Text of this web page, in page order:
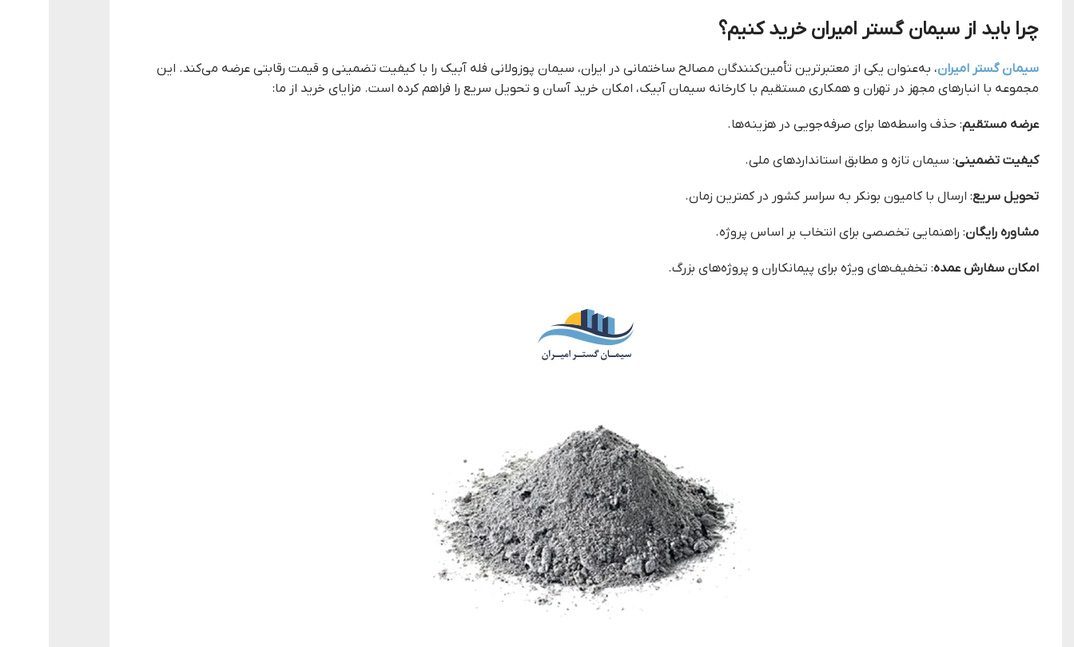
چرا باید از سیمان گستر امیران خرید کنیم؟
سیمان گستر امیران، به‌عنوان یکی از معتبرترین تأمین‌کنندگان مصالح ساختمانی در ایران، سیمان پوزولانی فله آبیک را با کیفیت تضمینی و قیمت رقابتی عرضه می‌کند. این
مجموعه با انبارهای مجهز در تهران و همکاری مستقیم با کارخانه سیمان آبیک، امکان خرید آسان و تحویل سریع را فراهم کرده است. مزایای خرید از ما:
عرضه مستقیم: حذف واسطه‌ها برای صرفه‌جویی در هزینه‌ها.
کیفیت تضمینی: سیمان تازه و مطابق استانداردهای ملی.
تحویل سریع: ارسال با کامیون بونکر به سراسر کشور در کمترین زمان.
مشاوره رایگان: راهنمایی تخصصی برای انتخاب بر اساس پروژه.
امکان سفارش عمده: تخفیف‌های ویژه برای پیمانکاران و پروژه‌های بزرگ.